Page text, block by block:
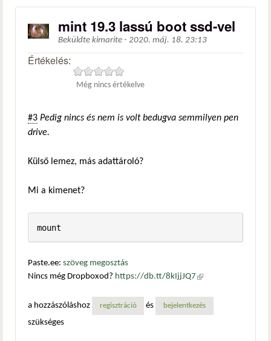
mint 19.3 lassú boot ssd-vel
Beküldte kimarite - 2020. máj. 18. 23:13
Értékelés:
Még nincs értékelve
#3 Pedig nincs és nem is volt bedugva semmilyen pen
drive.
Külső lemez, más adattároló?
Mi a kimenet?
mount
Paste.ee: szöveg megosztás
Nincs még Dropboxod? https://db.tt/8kIjjJQ7 (külső
a hozzászóláshoz
regisztráció és bejelentkezés
szükséges